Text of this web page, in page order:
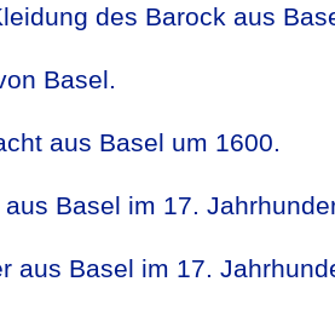
des Barock aus
Basel.
aus Basel um 1600.
Basel im 17.
aus Basel im 17.